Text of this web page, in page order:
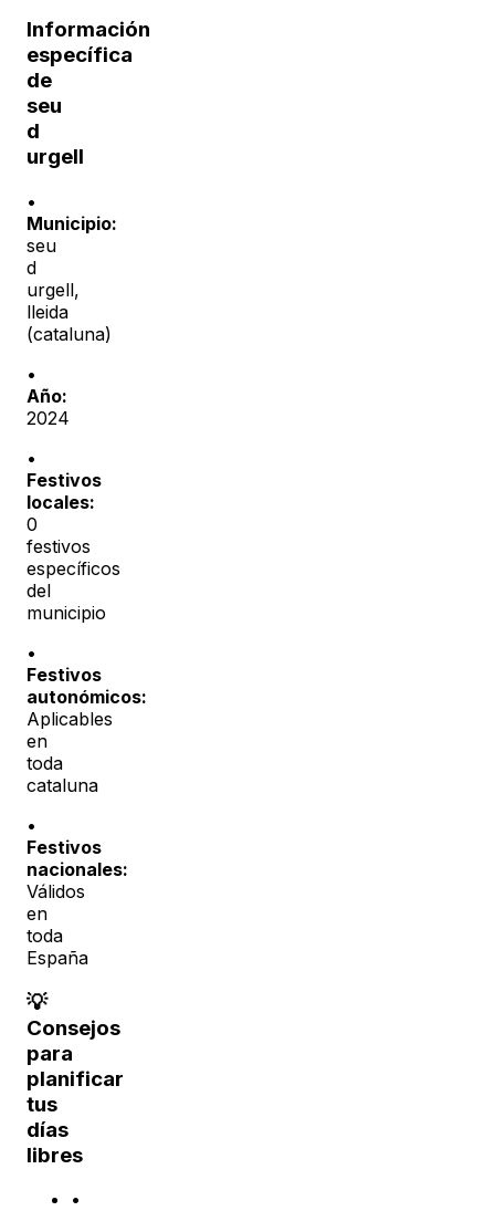
Información
específica
de
seu
d
urgell
•
Municipio:
seu
d
urgell,
lleida
(cataluna)
•
Año:
2024
•
Festivos
locales:
0
festivos
específicos
del
municipio
•
Festivos
autonómicos:
Aplicables
en
toda
cataluna
•
Festivos
nacionales:
Válidos
en
toda
España
💡
Consejos
para
planificar
tus
días
libres
•